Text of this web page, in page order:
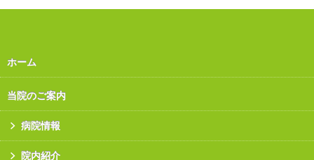
ホーム
当院のご案内
病院情報
院内紹介